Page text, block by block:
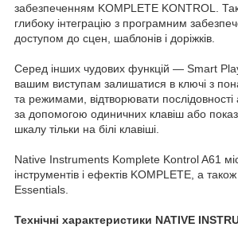
забезпеченням KOMPLETE KONTROL.
глибоку інтеграцію з програмним
доступом до сцен, шаблонів і доріжків.
Серед інших чудових функцій — Smart
вашим виступам залишатися в ключі з
та режимами, відтворювати послідовності
за допомогою одиничних клавіш або
шкалу тільки на білі клавіші.
Native Instruments Komplete Kontrol A61
інструментів і ефектів KOMPLETE, а
Essentials.
Технічні характеристики NATIVE